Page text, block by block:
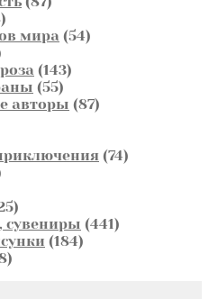
88
товаров
мира 5454
143143
5555
товаров
авторы 8787
7474
25
товаров
сувениры 441441
184184
308